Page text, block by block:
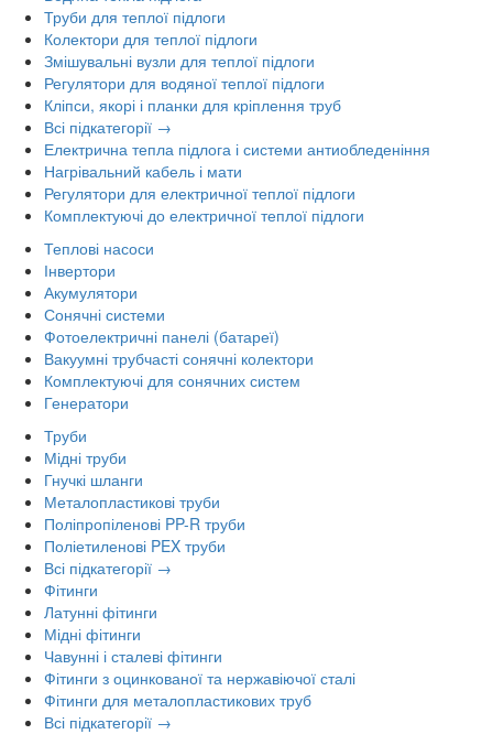
Труби для теплої підлоги
Колектори для теплої підлоги
Змішувальні вузли для теплої підлоги
Регулятори для водяної теплої підлоги
Кліпси, якорі і планки для кріплення труб
Всі підкатегорії →
Електрична тепла підлога і системи антиобледеніння
Нагрівальний кабель і мати
Регулятори для електричної теплої підлоги
Комплектуючі до електричної теплої підлоги
Теплові насоси
Інвертори
Акумулятори
Сонячні системи
Фотоелектричні панелі (батареї)
Вакуумні трубчасті сонячні колектори
Комплектуючі для сонячних систем
Генератори
Труби
Мідні труби
Гнучкі шланги
Металопластикові труби
Поліпропіленові PP-R труби
Поліетиленові PEX труби
Всі підкатегорії →
Фітинги
Латунні фітинги
Мідні фітинги
Чавунні і сталеві фітинги
Фітинги з оцинкованої та нержавіючої сталі
Фітинги для металопластикових труб
Всі підкатегорії →